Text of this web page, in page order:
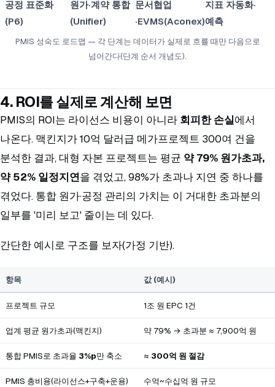
공정 표준화
(P6)
원가·계약 통합
(Unifier)
문서협업
·EVMS(Aconex)
지표 자동화·
예측
PMIS 성숙도 로드맵 — 각 단계는 데이터가 실제로 흐를 때만 다음으로
넘어간다(단계 순서 개념도).
4. ROI를 실제로 계산해 보면
PMIS의 ROI는 라이선스 비용이 아니라 회피한 손실에서
나온다. 맥킨지가 10억 달러급 메가프로젝트 300여 건을
분석한 결과, 대형 자본 프로젝트는 평균 약 79% 원가초과,
약 52% 일정지연을 겪었고, 98%가 초과나 지연 중 하나를
겪었다. 통합 원가·공정 관리의 가치는 이 거대한 초과분의
일부를 '미리 보고' 줄이는 데 있다.
간단한 예시로 구조를 보자(가정 기반).
항목 값 (예시)
프로젝트 규모 1조 원 EPC 1건
업계 평균 원가초과(맥킨지) 약 79% → 초과분 ≈ 7,900억 원
통합 PMIS로 초과율 3%p만 축소 ≈ 300억 원 절감
PMIS 총비용(라이선스+구축+운용) 수억~수십억 원 규모